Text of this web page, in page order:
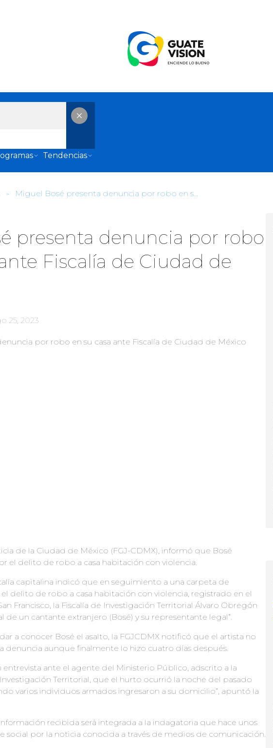
Tendencias
Miguel Bosé presenta denuncia por robo en su casa ante Fiscalía de Ciudad de México
presenta denuncia por robo
Fiscalía de Ciudad de
25, 2023
de la Ciudad de México (FGJ-CDMX), informó que Bosé
el delito de robo a casa habitación con violencia.
capitalina indicó que en seguimiento a una carpeta de
delito de robo a casa habitación con violencia, registrado en el
Francisco, la Fiscalía de Investigación Territorial Álvaro Obregón
de un cantante extranjero (Bosé) y su representante legal”.
a conocer Bosé el asalto, la FGJCDMX notificó que el artista no
denuncia aunque finalmente lo hizo cuatro días después.
entrevista ante el agente del Ministerio Público, adscrito a la
Territorial, que el hurto ocurrió la noche del pasado
varios individuos armados ingresaron a su domicilio”, apuntó la
recibida será integrada a la indagatoria que hace unos
social por la noticia conocida a través de medios de comunicación.